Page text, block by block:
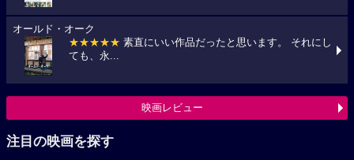
オールド・オーク
★★★★★ 素直にいい作品だったと思います。 それにし
ても、永...
映画レビュー
注目の映画を探す